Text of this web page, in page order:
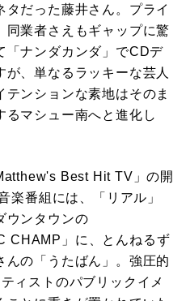
だった藤井さん。プライ
同業者さえもギャップに驚
「ナンダカンダ」でCDデ
が、単なるラッキーな芸人
ンションな素地はそのま
るマシュー南へと進化し
Best Hit TV」の開
楽番組には、「リアル」
ウンタウンの
CHAMP」に、とんねるず
んの「うたばん」。強圧的
ィストのパブリックイメ